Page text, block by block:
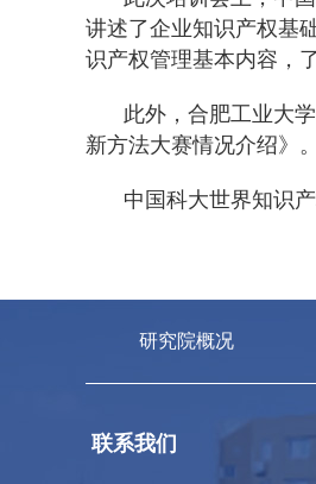
讲述了企业知识产权基
识产权管理基本内容，
此外，合肥工业大
新方法大赛情况介绍》。
中国科大世界知识
研究院概况
联系我们